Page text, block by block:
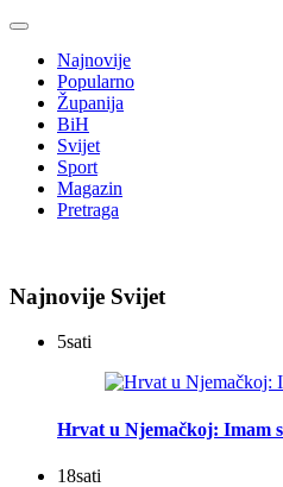
Najnovije
Popularno
Županija
BiH
Svijet
Sport
Magazin
Pretraga
Najnovije Svijet
5sati
Hrvat u Njemačkoj: Imam
18sati